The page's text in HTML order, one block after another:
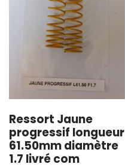
Ressort Jaune
progressif longueur
61.50mm diamètre
1.7 livré com